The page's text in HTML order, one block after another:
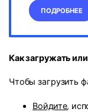
ПОДРОБНЕЕ
Как загружать
Чтобы загрузить
Войдите,